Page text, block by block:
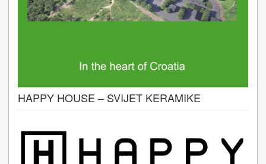
HAPPY HOUSE – SVIJET KERAMIKE